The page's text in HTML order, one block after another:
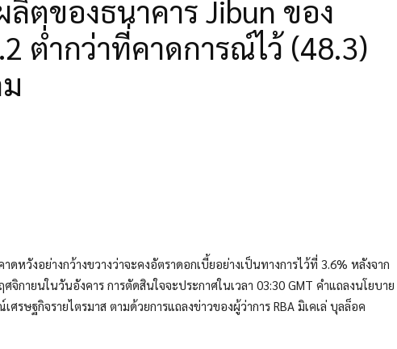
ลิตของธนาคาร Jibun ของ
ต่ำกว่าที่คาดการณ์ไว้ (48.3)
าดหวังอย่างกว้างขวางว่าจะคงอัตราดอกเบี้ยอย่างเป็นทางการไว้ที่ 3.6% หลังจาก
จิกายนในวันอังคาร การตัดสินใจจะประกาศในเวลา 03:30 GMT คำแถลงนโยบาย
ศรษฐกิจรายไตรมาส ตามด้วยการแถลงข่าวของผู้ว่าการ RBA มิเคเล่ บุลล็อค